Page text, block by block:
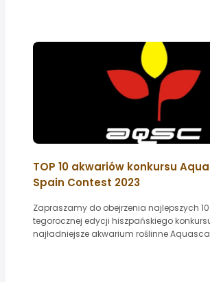
TOP 10 akwariów konkursu
Spain Contest 2023
Zapraszamy do obejrzenia najlepszych
tegorocznej edycji hiszpańskiego
najładniejsze akwarium roślinne